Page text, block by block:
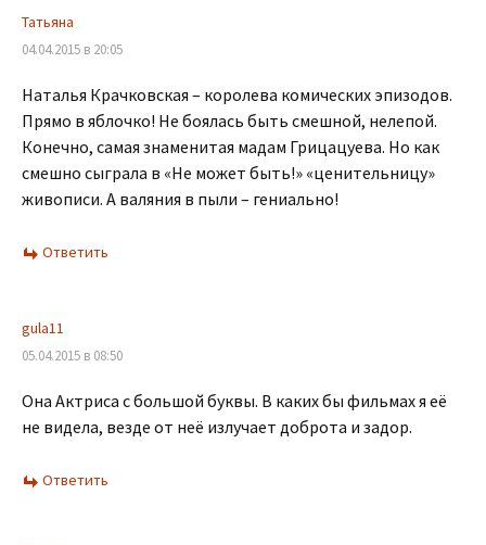
Татьяна
04.04.2015 в 20:05
Наталья Крачковская – королева комических эпизодов.
Прямо в яблочко! Не боялась быть смешной, нелепой.
Конечно, самая знаменитая мадам Грицацуева. Но как
смешно сыграла в «Не может быть!» «ценительницу»
живописи. А валяния в пыли – гениально!
Ответить
gula11
05.04.2015 в 08:50
Она Актриса с большой буквы. В каких бы фильмах я её
не видела, везде от неё излучает доброта и задор.
Ответить